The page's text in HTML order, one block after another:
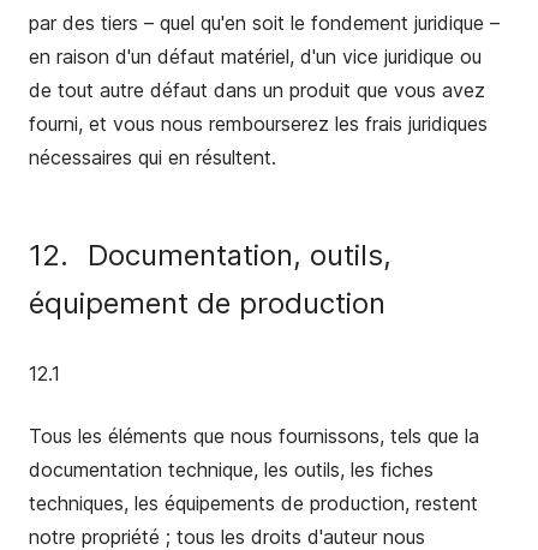
par des tiers – quel qu'en soit le fondement juridique –
en raison d'un défaut matériel, d'un vice juridique ou
de tout autre défaut dans un produit que vous avez
fourni, et vous nous rembourserez les frais juridiques
nécessaires qui en résultent.
12.
Documentation, outils,
équipement de production
12.1
Tous les éléments que nous fournissons, tels que la
documentation technique, les outils, les fiches
techniques, les équipements de production, restent
notre propriété ; tous les droits d'auteur nous